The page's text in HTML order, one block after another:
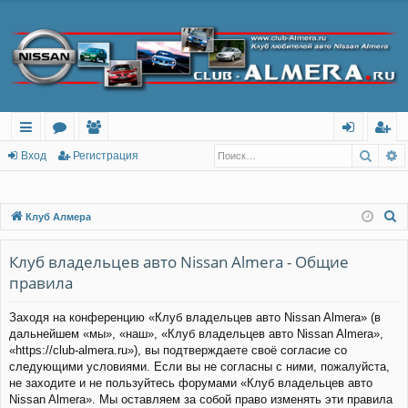
с
лк
и
о
м
ы
ол
ов
ат
ел
ег
тр
ац
Вход Регистрация
Клуб Алмера
Клуб владельцев авто Nissan Almera - Общие
правила
Заходя на конференцию «Клуб владельцев авто Nissan Almera» (в
дальнейшем «мы», «наш», «Клуб владельцев авто Nissan Almera»,
«https://club-almera.ru»), вы подтверждаете своё согласие со
следующими условиями. Если вы не согласны с ними, пожалуйста,
не заходите и не пользуйтесь форумами «Клуб владельцев авто
Nissan Almera». Мы оставляем за собой право изменять эти правила